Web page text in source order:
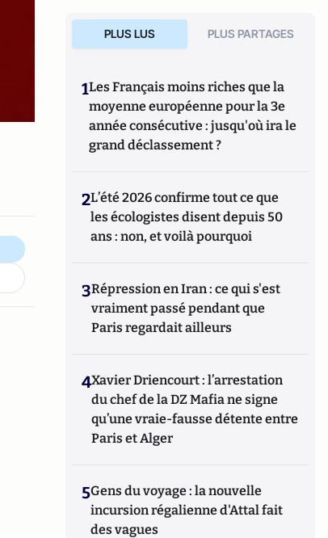
PLUS LUS PLUS PARTAGES
1Les Français moins riches que la
moyenne européenne pour la 3e
année consécutive : jusqu'où ira le
grand déclassement ?
2L’été 2026 confirme tout ce que
les écologistes disent depuis 50
ans : non, et voilà pourquoi
3Répression en Iran : ce qui s'est
vraiment passé pendant que
Paris regardait ailleurs
4Xavier Driencourt : l’arrestation
du chef de la DZ Mafia ne signe
qu’une vraie-fausse détente entre
Paris et Alger
5Gens du voyage : la nouvelle
incursion régalienne d'Attal fait
des vagues